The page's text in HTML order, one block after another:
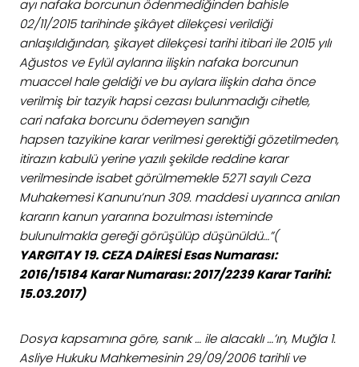
ayı nafaka borcunun ödenmediğinden bahisle
02/11/2015 tarihinde şikâyet dilekçesi verildiği
anlaşıldığından, şikayet dilekçesi tarihi itibari ile 2015 yılı
Ağustos ve Eylül aylarına ilişkin nafaka borcunun
muaccel hale geldiği ve bu aylara ilişkin daha önce
verilmiş bir tazyik hapsi cezası bulunmadığı cihetle,
cari nafaka borcunu ödemeyen sanığın
hapsen tazyikine karar verilmesi gerektiği gözetilmeden,
itirazın kabulü yerine yazılı şekilde reddine karar
verilmesinde isabet görülmemekle 5271 sayılı Ceza
Muhakemesi Kanunu’nun 309. maddesi uyarınca anılan
kararın kanun yararına bozulması isteminde
bulunulmakla gereği görüşülüp düşünüldü…”(
YARGITAY 19. CEZA DAİRESİ Esas Numarası:
2016/15184 Karar Numarası: 2017/2239 Karar Tarihi:
15.03.2017)
Dosya kapsamına göre, sanık … ile alacaklı …’ın, Muğla 1.
Asliye Hukuku Mahkemesinin 29/09/2006 tarihli ve